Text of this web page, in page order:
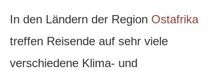
In den Ländern der Region Ostafrika
treffen Reisende auf sehr viele
verschiedene Klima- und